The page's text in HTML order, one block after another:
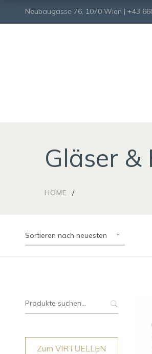
Neubaugasse 76, 1070 Wien | +43
Gläser &
HOME
Sortieren nach neuesten
Suche
Zum VIRTUELLEN